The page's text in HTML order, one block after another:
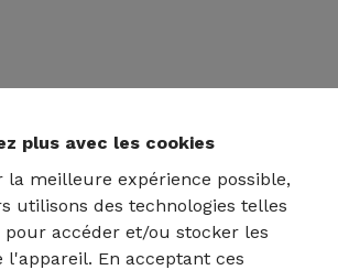
plus avec les cookies
la meilleure expérience possible,
utilisons des technologies telles
pour accéder et/ou stocker les
l'appareil. En acceptant ces